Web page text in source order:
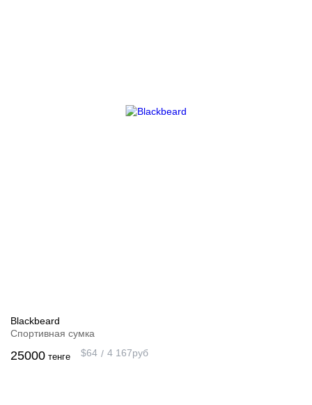
Blackbeard
Спортивная сумка
25000 тенге $64 4 167руб